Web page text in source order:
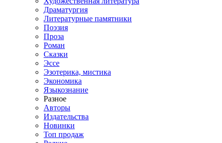
Драматургия
Литературные памятники
Поэзия
Проза
Роман
Сказки
Эссе
Эзотерика, мистика
Экономика
Языкознание
Разное
Авторы
Издательства
Новинки
Топ продаж